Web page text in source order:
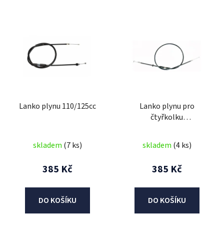
Lanko plynu 110/125cc
skladem (7 ks)
385 Kč
DO KOŠÍKU
Lanko plynu pro
čtyřkolku
125cc
skladem (4 ks)
385 Kč
DO KOŠÍKU